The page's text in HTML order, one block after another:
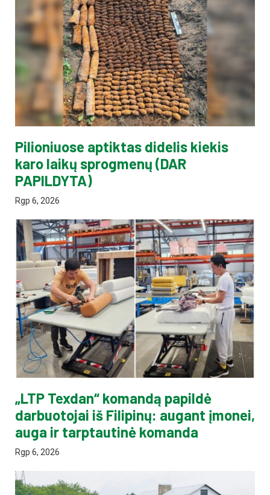
Pilioniuose aptiktas didelis kiekis
karo laikų sprogmenų (DAR
PAPILDYTA)
Rgp 6, 2026
„LTP Texdan“ komandą papildė
darbuotojai iš Filipinų: augant įmonei,
auga ir tarptautinė komanda
Rgp 6, 2026